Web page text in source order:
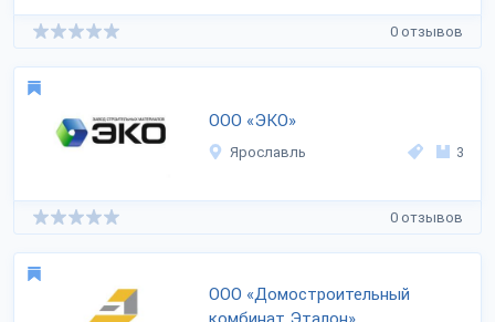
0 отзывов
ООО «ЭКО»
Ярославль 3
0 отзывов
ООО «Домостроительный